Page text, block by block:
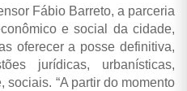
Fábio Barreto, a parceria
e social da cidade,
oferecer a posse definitiva,
jurídicas, urbanísticas,
“A partir do momento